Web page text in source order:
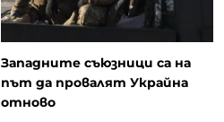
Западните съюзници са на
път да провалят Украйна
отново